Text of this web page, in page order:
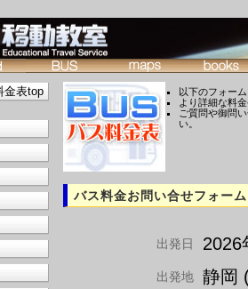
以下のフォー
より詳細な料
ご質問や御問
い。
バス料金お問い合せフォーム
出発日 2026
出発地 静岡
金表top